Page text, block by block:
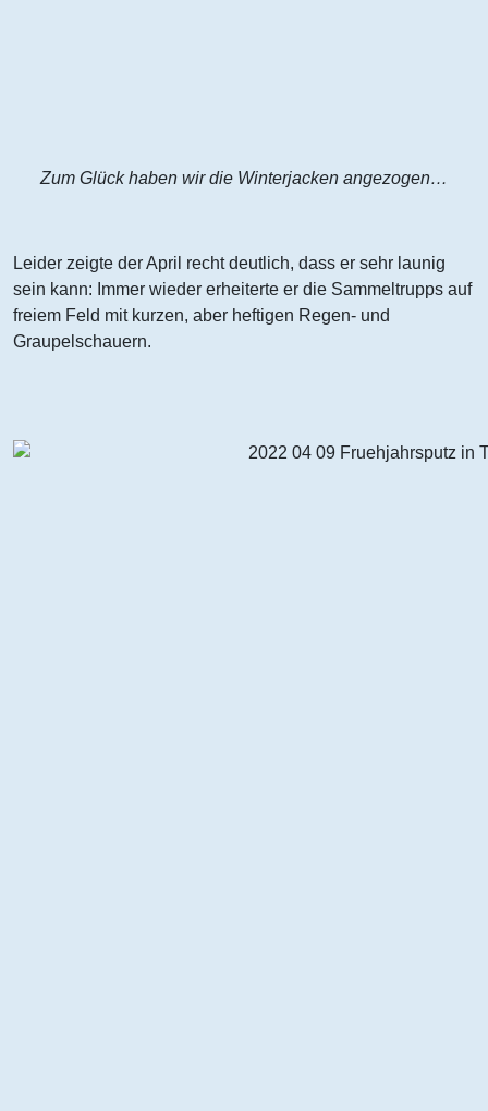
Zum Glück haben wir die Winterjacken angezogen…
Leider zeigte der April recht deutlich, dass er sehr launig
sein kann: Immer wieder erheiterte er die Sammeltrupps auf
freiem Feld mit kurzen, aber heftigen Regen- und
Graupelschauern.